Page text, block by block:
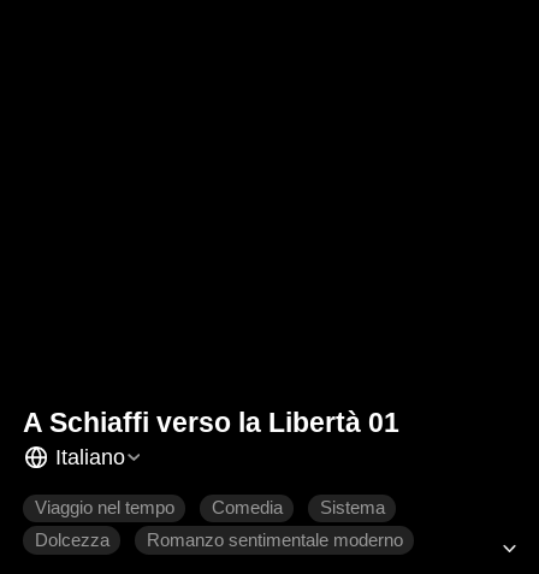
A Schiaffi verso la Libertà 01
Italiano
Viaggio nel tempo Comedia
Sistema
Dolcezza
Romanzo sentimentale moderno